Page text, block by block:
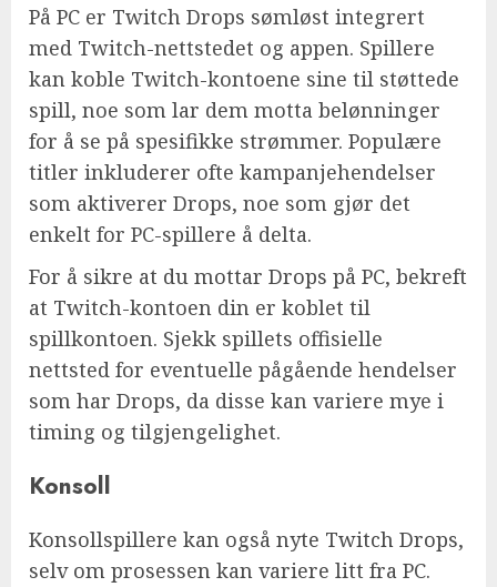
På PC er Twitch Drops sømløst integrert
med Twitch-nettstedet og appen. Spillere
kan koble Twitch-kontoene sine til støttede
spill, noe som lar dem motta belønninger
for å se på spesifikke strømmer. Populære
titler inkluderer ofte kampanjehendelser
som aktiverer Drops, noe som gjør det
enkelt for PC-spillere å delta.
For å sikre at du mottar Drops på PC, bekreft
at Twitch-kontoen din er koblet til
spillkontoen. Sjekk spillets offisielle
nettsted for eventuelle pågående hendelser
som har Drops, da disse kan variere mye i
timing og tilgjengelighet.
Konsoll
Konsollspillere kan også nyte Twitch Drops,
selv om prosessen kan variere litt fra PC.